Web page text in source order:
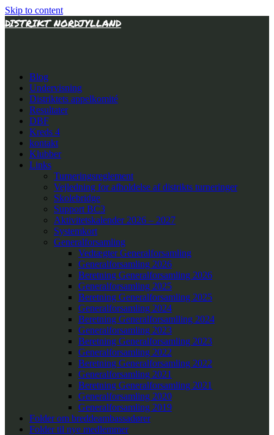
Skip to content
DISTRIKT NORDJYLLAND
Blog
Undervisning
Distriktets appelkomité
Resultater
DBF
Kreds 4
kontakt
Klubber
Links
Turneringsreglement
Vejledning for afholdelse af distrikts turneringer
Skolebridge
Support BC3
Aktivitetskalender 2026 – 2027
Systemkort
Generalforsamling
Vedtægter Generalforsamling
Generalforsamling 2026
Beretning Generalforsamling 2026
Generalforsamling 2025
Beretning Generalforsamling 2025
Generalforsamling 2024
Beretning Generalforsamlling 2024
Generalforsamling 2023
Beretning Generalforsamling 2023
Generalforsamling 2022
Beretning Generalforsamling 2022
Generalforsamling 2021
Beretning Generalforsamling 2021
Generalforsamling 2020
Generalforsamling 2019
Folder om breddeambassadører
Folder til nye medlemmer